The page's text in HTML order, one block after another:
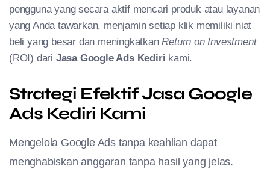
pengguna yang secara aktif mencari produk atau layanan
yang Anda tawarkan, menjamin setiap klik memiliki niat
beli yang besar dan meningkatkanReturn on Investment
(ROI) dari Jasa Google Ads Kediri kami.
Strategi Efektif Jasa Google
Ads Kediri Kami
Mengelola Google Ads tanpa keahlian dapat
menghabiskan anggaran tanpa hasil yang jelas.